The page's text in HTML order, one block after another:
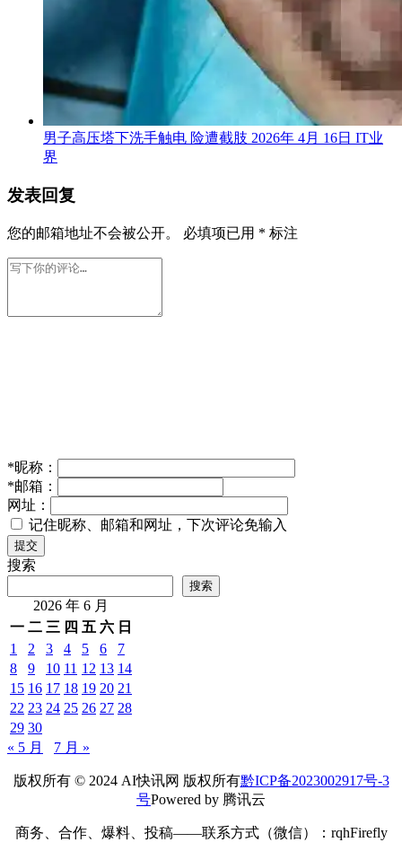
男子高压塔下洗手触电 险遭截肢 2026年 4月 16日 IT业
界
发表回复
您的邮箱地址不会被公开。 必填项已用 * 标注
*昵称：
*邮箱：
网址：
记住昵称、邮箱和网址，下次评论免输入
提交
搜索
搜索
2026 年 6 月
一 二 三 四 五 六 日
1
2 3 4 5 6
7
8
9 10 11 12 13 14
15 16 17 18 19 20 21
22 23 24 25 26 27 28
29 30
« 5 月
7 月 »
版权所有 © 2024 AI快讯网 版权所有黔ICP备2023002917号-3
号Powered by 腾讯云
商务、合作、爆料、投稿——联系方式（微信）：rqhFirefly